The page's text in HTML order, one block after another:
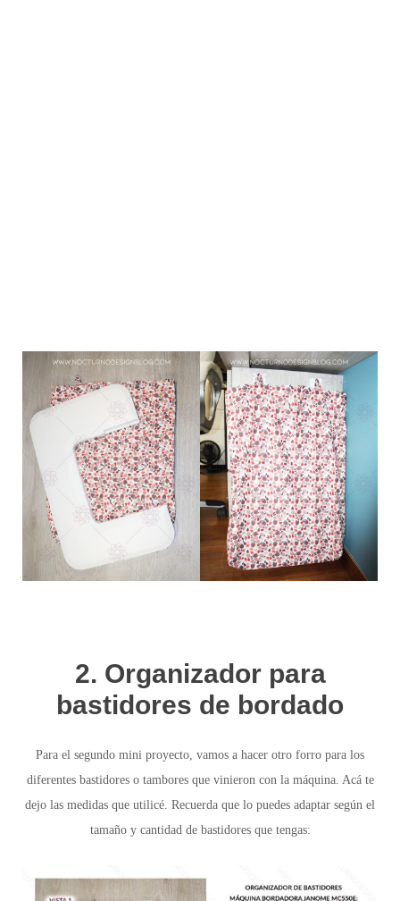
2. Organizador para
bastidores de bordado
Para el segundo mini proyecto, vamos a hacer otro forro para los
diferentes bastidoreso tambores que vinieron con la máquina. Acá te
dejo las medidas que utilicé. Recuerda que lo puedes adaptar según el
tamaño y cantidad de bastidores que tengas: